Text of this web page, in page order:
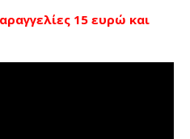
15 ευρώ και